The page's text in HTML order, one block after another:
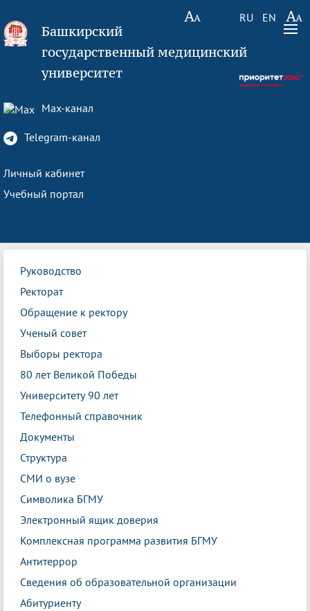
RU EN
Башкирский
государственный медицинский
университет
Max-канал
Telegram-канал
Личный кабинет
Учебный портал
Руководство
Ректорат
Обращение к ректору
Ученый совет
Выборы ректора
80 лет Великой Победы
Университету 90 лет
Телефонный справочник
Документы
Структура
СМИ о вузе
Символика БГМУ
Электронный ящик доверия
Комплексная программа развития БГМУ
Антитеррор
Сведения об образовательной организации
Абитуриенту